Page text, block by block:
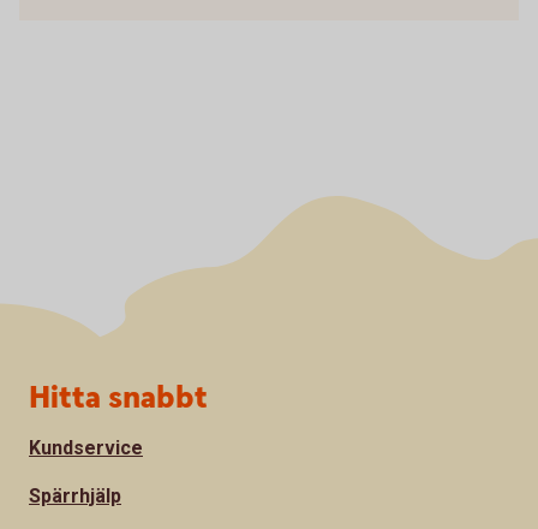
Sidfot
Hitta snabbt
Kundservice
Spärrhjälp